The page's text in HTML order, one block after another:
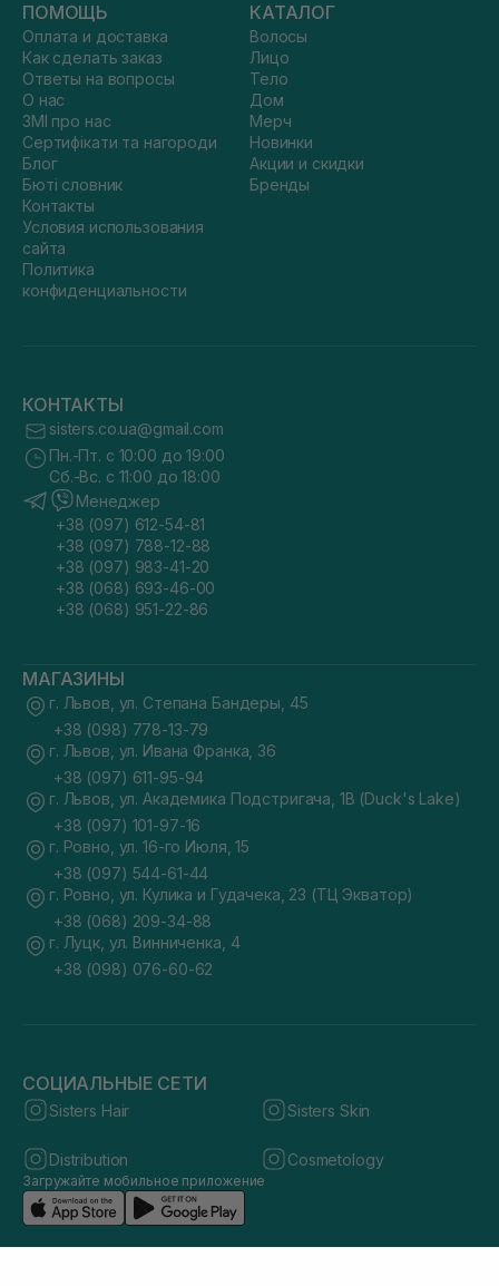
ПОМОЩЬ
Оплата и доставка
Как сделать заказ
Ответы на вопросы
О нас
ЗМІ про нас
Сертифікати та нагороди
Блог
Бюті словник
Контакты
Условия использования
сайта
Политика
конфиденциальности
КАТАЛОГ
Волосы
Лицо
Тело
Дом
Мерч
Новинки
Акции и скидки
Бренды
КОНТАКТЫ
sisters.co.ua@gmail.com
Пн.-Пт. с 10:00 до 19:00
Сб.-Вс. с 11:00 до 18:00
Менеджер
+38 (097) 612-54-81
+38 (097) 788-12-88
+38 (097) 983-41-20
+38 (068) 693-46-00
+38 (068) 951-22-86
МАГАЗИНЫ
г. Львов, ул. Степана Бандеры, 45
+38 (098) 778-13-79
г. Львов, ул. Ивана Франка, 36
+38 (097) 611-95-94
г. Львов, ул. Академика Подстригача, 1В (Duck's Lake)
+38 (097) 101-97-16
г. Ровно, ул. 16-го Июля, 15
+38 (097) 544-61-44
г. Ровно, ул. Кулика и Гудачека, 23 (ТЦ Экватор)
+38 (068) 209-34-88
г. Луцк, ул. Винниченка, 4
+38 (098) 076-60-62
СОЦИАЛЬНЫЕ СЕТИ
Sisters Hair Sisters Skin
Distribution Cosmetology
Загружайте мобильное приложение